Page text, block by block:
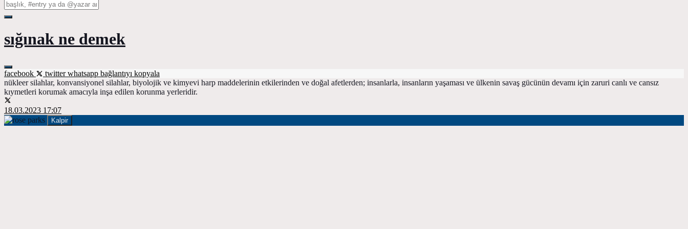
sığınak ne demek
facebook twitterwhatsapp bağlantıyı kopyala
nükleer silahlar, konvansiyonel silahlar, biyolojik ve kimyevi harp maddelerinin etkilerinden ve doğal afetlerden; insanlarla, insanların yaşaması ve ülkenin savaş gücünün devamı için zaruri canlı ve cansız
kıymetleri korumak amacıyla inşa edilen korunma yerleridir.
18.03.2023 17:07
Kalpir